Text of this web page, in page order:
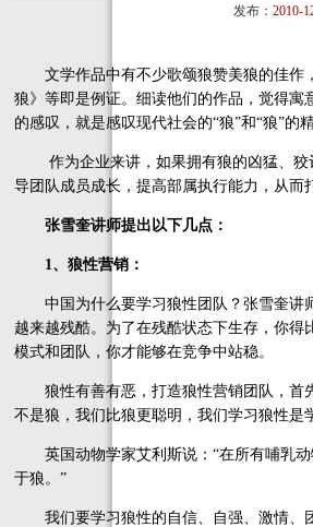
发布： 2010-
文学作品中有不少歌颂狼赞美狼的佳作
狼》等即是例证。细读他们的作品，觉得寓
的感叹，就是感叹现代社会的“狼”和“狼”的
作为企业来讲，如果拥有狼的凶猛、狡
导团队成员成长，提高部属执行能力，从而
张雪奎讲师提出以下几点：
1、狼性营销：
中国为什么要学习狼性团队？张雪奎讲
越来越残酷。为了在残酷状态下生存，你
模式和团队，你才能够在竞争中站稳。
狼性有善有恶，打造狼性营销团队，首
不是狼，我们比狼更聪明，我们学习狼性
英国动物学家艾利斯说：“在所有哺乳动
于狼。”
我们要学习狼性的自信、自强、激情、